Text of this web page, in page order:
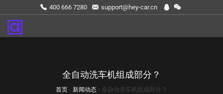
400 666 7280 support@hey-car.cn
全自动洗车机组成部分？
首页 › 新闻动态 › 全自动洗车机组成部分？